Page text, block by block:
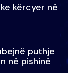
kërcyer në
puthje
në pishinë